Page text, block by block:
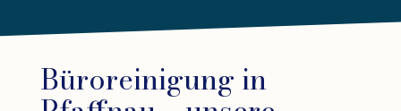
Büroreinigung in